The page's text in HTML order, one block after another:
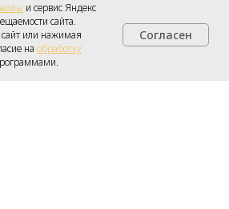
и сервис Яндекс
сайта.
сайт или нажимая
на обработку
Согласен
Получить консультацию